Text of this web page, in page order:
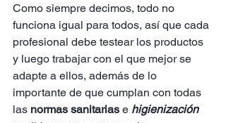
Como siempre decimos, todo no
funciona igual para todos, así que cada
profesional debe testear los productos
y luego trabajar con el que mejor se
adapte a ellos, además de lo
importante de que cumplan con todas
las normas sanitarias e higienización